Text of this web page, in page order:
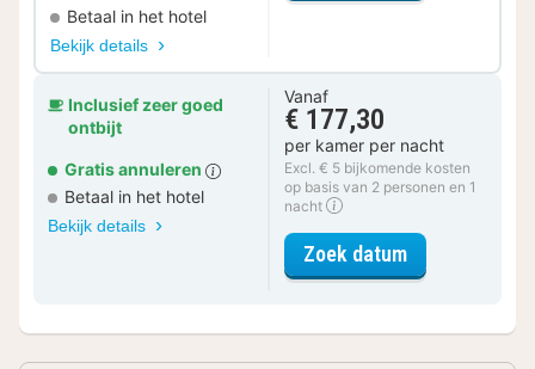
Betaal in het hotel
Bekijk details
Inclusief zeer goed
ontbijt
Gratis annuleren
Betaal in het hotel
Bekijk details
Vanaf
€ 177,30
per kamer per nacht
Excl. € 5 bijkomende kosten
op basis van 2 personen en 1
nacht
Zoek datumvoor Classic